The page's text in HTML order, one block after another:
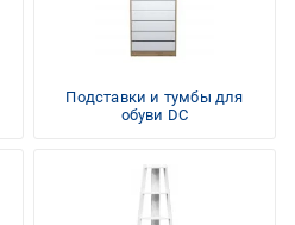
Подставки и тумбы для
обуви DC